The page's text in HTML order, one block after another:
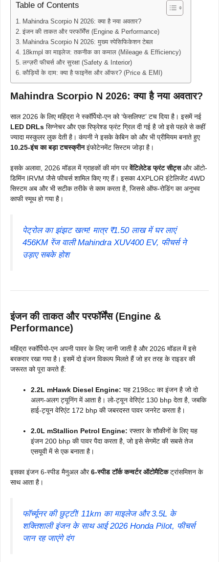
Table of Contents
Mahindra Scorpio N 2026: क्या है नया अवतार?
इंजन की ताकत और परफॉर्मेंस (Engine & Performance)
Mahindra Scorpio N 2026: मुख्य स्पेसिफिकेशन टेबल
18kmpl का माइलेज: तकनीक का कमाल (Mileage & Efficiency)
लग्ज़री फीचर्स और सुरक्षा (Safety & Interior)
कौड़ियों के दाम: क्या है फाइनेंस और ऑफर? (Price & EMI)
Mahindra Scorpio N 2026: क्या है नया अवतार?
साल 2026 के लिए महिंद्रा ने स्कॉर्पियो-एन को ‘फेसलिफ्ट’ टच दिया है। इसमें नई
LED DRLs सिग्नेचर और एक रिफ्रेश्ड फ्रंट ग्रिल दी गई है जो इसे पहले से कहीं
ज्यादा मस्कुलर लुक देती है। कंपनी ने इसके केबिन को और भी प्रीमियम बनाते हुए
10.25-इंच का बड़ा टचस्क्रीनइंफोटेनमेंट सिस्टम जोड़ा है।
इसके अलावा, 2026 मॉडल में ग्राहकों की मांग परवेंटिलेटेड फ्रंट सीट्सऔर ऑटो-
डिमिंन IRVM जैसे फीचर्स शामिल किए गए हैं। इसका 4XPLOR इंटेलिजेंट 4WD
सिस्टम अब और भी सटीक तरीके से काम करता है, जिससे ऑफ-रोडिंग का अनुभव
काफी स्मूथ हो गया है।
पेट्रोल का झंझट खत्म! मात्र ₹1.50 लाख में घर लाएं
456KM रेंज वाली Mahindra XUV400 EV, फीचर्स ने
उड़ाए सबके होश
इंजन की ताकत और परफॉर्मेंस (Engine &
Performance)
महिंद्रा स्कॉर्पियो-एन अपनी पावर के लिए जानी जाती है और 2026 मॉडल में इसे
बरकरार रखा गया है। इसमें दो इंजन विकल्प मिलते हैं जो हर तरह के राइडर की
जरूरत को पूरा करते हैं:
2.2L mHawk Diesel Engine: यह 2198cc का इंजन है जो दो
अलग-अलग ट्यूनिंग में आता है। लो-ट्यून वेरिएंट 130 bhp देता है, जबकि
हाई-ट्यून वेरिएंट 172 bhp की जबरदस्त पावर जनरेट करता है।
2.0L mStallion Petrol Engine: रफ्तार के शौकीनों के लिए यह
इंजन 200 bhp की पावर पैदा करता है, जो इसे सेगमेंट की सबसे तेज
एसयूवी में से एक बनाता है।
इसका इंजन 6-स्पीड मैनुअल और6-स्पीड टॉर्क कन्वर्टर ऑटोमैटिकट्रांसमिशन के
साथ आता है।
फॉर्च्यूनर की छुट्टी! 11km का माइलेज और 3.5L के
शक्तिशाली इंजन के साथ आई 2026 Honda Pilot, फीचर्स
जान रह जाएंगे दंग